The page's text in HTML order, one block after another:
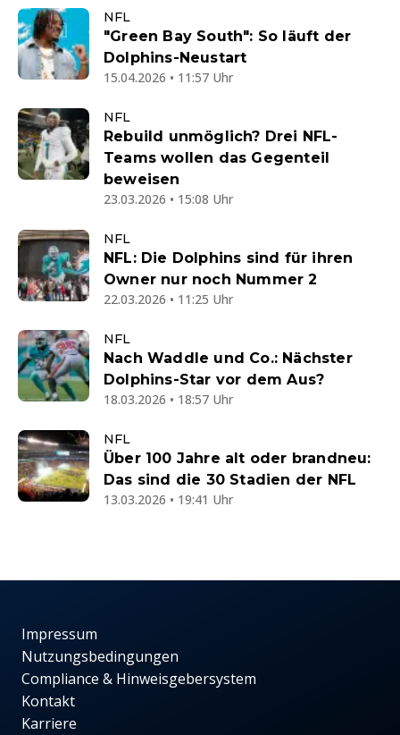
NFL
"Green Bay South": So läuft der
Dolphins-Neustart
15.04.2026 • 11:57 Uhr
NFL
Rebuild unmöglich? Drei NFL-
Teams wollen das Gegenteil
beweisen
23.03.2026 • 15:08 Uhr
NFL
NFL: Die Dolphins sind für ihren
Owner nur noch Nummer 2
22.03.2026 • 11:25 Uhr
NFL
Nach Waddle und Co.: Nächster
Dolphins-Star vor dem Aus?
18.03.2026 • 18:57 Uhr
NFL
Über 100 Jahre alt oder brandneu:
Das sind die 30 Stadien der NFL
13.03.2026 • 19:41 Uhr
Impressum
Nutzungsbedingungen
Compliance & Hinweisgebersystem
Kontakt
Karriere